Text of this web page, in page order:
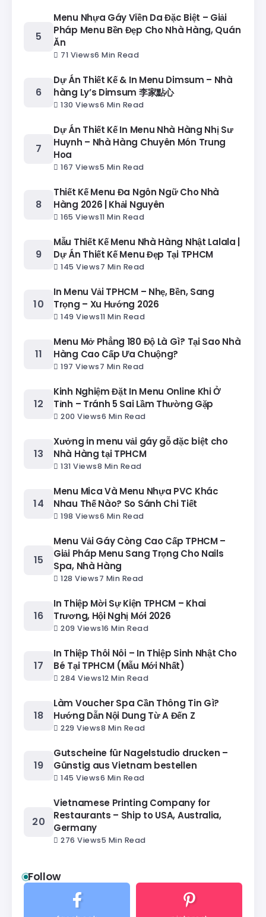
Menu Nhựa Gáy Viền Da Đặc Biệt – Giải
Pháp Menu Bền Đẹp Cho Nhà Hàng, Quán
Ăn
71 Views6 Min Read
Dự Án Thiết Kế & In Menu Dimsum – Nhà
hàng Ly’s Dimsum 李家點心
130 Views6 Min Read
Dự Án Thiết Kế In Menu Nhà Hàng Nhị Sư
Huynh – Nhà Hàng Chuyên Món Trung
Hoa
167 Views5 Min Read
Thiết Kế Menu Đa Ngôn Ngữ Cho Nhà
Hàng 2026 | Khải Nguyên
165 Views11 Min Read
Mẫu Thiết Kế Menu Nhà Hàng Nhật Lalala |
Dự Án Thiết Kế Menu Đẹp Tại TPHCM
145 Views7 Min Read
In Menu Vải TPHCM – Nhẹ, Bền, Sang
Trọng – Xu Hướng 2026
149 Views11 Min Read
Menu Mở Phẳng 180 Độ Là Gì? Tại Sao Nhà
Hàng Cao Cấp Ưa Chuộng?
197 Views7 Min Read
Kinh Nghiệm Đặt In Menu Online Khi Ở
Tỉnh – Tránh 5 Sai Lầm Thường Gặp
200 Views6 Min Read
Xưởng in menu vải gáy gỗ đặc biệt cho
Nhà Hàng tại TPHCM
131 Views8 Min Read
Menu Mica Và Menu Nhựa PVC Khác
Nhau Thế Nào? So Sánh Chi Tiết
198 Views6 Min Read
Menu Vải Gáy Còng Cao Cấp TPHCM –
Giải Pháp Menu Sang Trọng Cho Nails
Spa, Nhà Hàng
128 Views7 Min Read
In Thiệp Mời Sự Kiện TPHCM – Khai
Trương, Hội Nghị Mới 2026
209 Views16 Min Read
In Thiệp Thôi Nôi – In Thiệp Sinh Nhật Cho
Bé Tại TPHCM (Mẫu Mới Nhất)
284 Views12 Min Read
Làm Voucher Spa Cần Thông Tin Gì?
Hướng Dẫn Nội Dung Từ A Đến Z
229 Views8 Min Read
Gutscheine für Nagelstudio drucken –
Günstig aus Vietnam bestellen
145 Views6 Min Read
Vietnamese Printing Company for
Restaurants – Ship to USA, Australia,
Germany
276 Views5 Min Read
Follow